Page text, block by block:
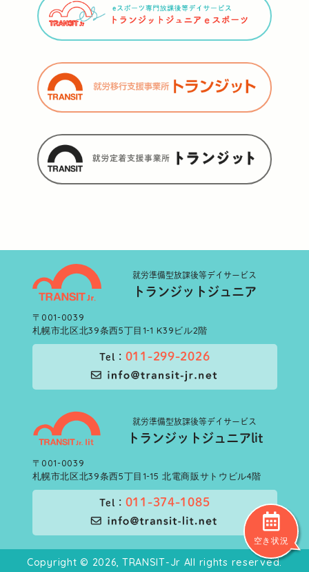
就労準備型放課後等デイサービス
トランジットジュニア
〒001-0039
札幌市北区北39条西5丁目1-1 K39ビル2階
Tel： 011-299-2026
就労準備型放課後等デイサービス
トランジットジュニアlit
〒001-0039
札幌市北区北39条西5丁目1-15 北電商販サトウビル4階
Tel： 011-374-1085
Copyright © 2026, TRANSIT-Jr All rights reserved.
空き状況